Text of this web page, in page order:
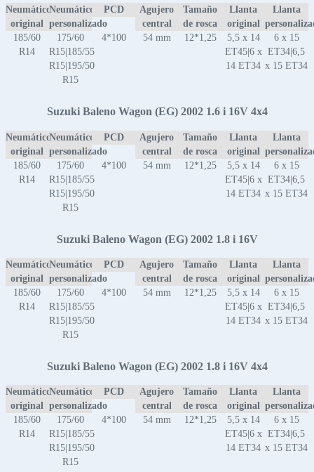
Neumático
original
Neumático
personalizado
PCD
Agujero
central
Tamaño
de rosca
Llanta
original
Llanta
185/60
R14
175/60
R15|185/55
R15|195/50
R15
4*100 54 mm 12*1,25
5,5 x 14
ET45|6 x
14 ET34
6 x 15
ET34|6,5
x 15 ET34
Suzuki Baleno Wagon (EG) 2002 1.6 i 16V 4x4
Neumático
original
Neumático
personalizado
PCD
Agujero
central
Tamaño
de rosca
Llanta
original
Llanta
185/60
R14
175/60
R15|185/55
R15|195/50
R15
4*100 54 mm 12*1,25
5,5 x 14
ET45|6 x
14 ET34
6 x 15
ET34|6,5
x 15 ET34
Suzuki Baleno Wagon (EG) 2002 1.8 i 16V
Neumático
original
Neumático
personalizado
PCD
Agujero
central
Tamaño
de rosca
Llanta
original
Llanta
185/60
R14
175/60
R15|185/55
R15|195/50
R15
4*100 54 mm 12*1,25
5,5 x 14
ET45|6 x
14 ET34
6 x 15
ET34|6,5
x 15 ET34
Suzuki Baleno Wagon (EG) 2002 1.8 i 16V 4x4
Neumático
original
Neumático
personalizado
PCD
Agujero
central
Tamaño
de rosca
Llanta
original
Llanta
185/60
R14
175/60
R15|185/55
R15|195/50
R15
4*100 54 mm 12*1,25
5,5 x 14
ET45|6 x
14 ET34
6 x 15
ET34|6,5
x 15 ET34